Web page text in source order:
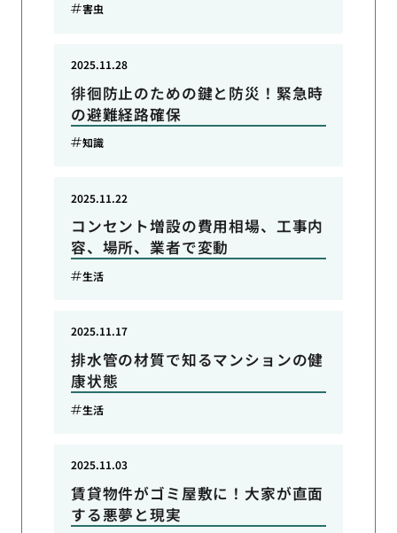
害虫
徘徊防止のための鍵と防災！緊急時
の避難経路確保
2025.11.28
知識
コンセント増設の費用相場、工事内
容、場所、業者で変動
2025.11.22
生活
排水管の材質で知るマンションの健
康状態
2025.11.17
生活
賃貸物件がゴミ屋敷に！大家が直面
する悪夢と現実
2025.11.03